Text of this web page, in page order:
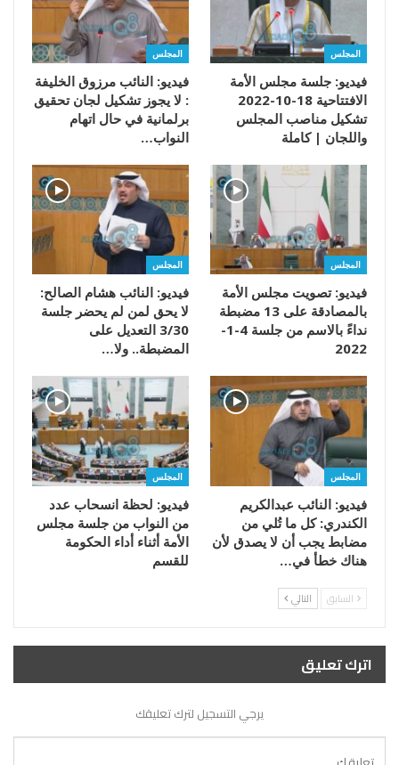
المجلس
فيديو: جلسة مجلس الأمة
الافتتاحية 18-10-2022
تشكيل مناصب المجلس
واللجان | كاملة
المجلس
فيديو: النائب مرزوق الخليفة
: لا يجوز تشكيل لجان تحقيق
برلمانية في حال اتهام
النواب…
المجلس
فيديو: تصويت مجلس الأمة
بالمصادقة على 13 مضبطة
نداءً بالاسم من جلسة 4-1-
2022
المجلس
فيديو: النائب هشام الصالح:
لا يحق لمن لم يحضر جلسة
3/30 التعديل على
المضبطة.. ولا…
المجلس
فيديو: النائب عبدالكريم
الكندري: كل ما تُلي من
مضابط يجب أن لا يصدق لأن
هناك خطأ في…
المجلس
فيديو: لحظة انسحاب عدد
من النواب من جلسة مجلس
الأمة أثناء أداء الحكومة
للقسم
السابق التالي
اترك تعليق
يرجي التسجيل لترك تعليقك